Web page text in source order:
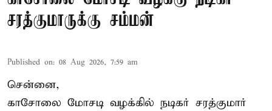
சரத்குமாருக்கு சம்மன்
Published on: 08 Aug 2026, 7:59 am
சென்னை,
காசோலை மோசடி வழக்கில் நடிகர் சரத்குமார்